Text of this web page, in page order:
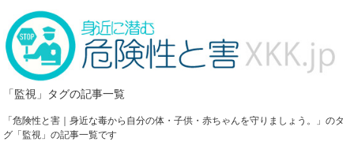
「監視」タグの記事一覧
「危険性と害｜身近な毒から自分の体・子供・赤ちゃんを守りましょう。」のタ
グ「監視」の記事一覧です